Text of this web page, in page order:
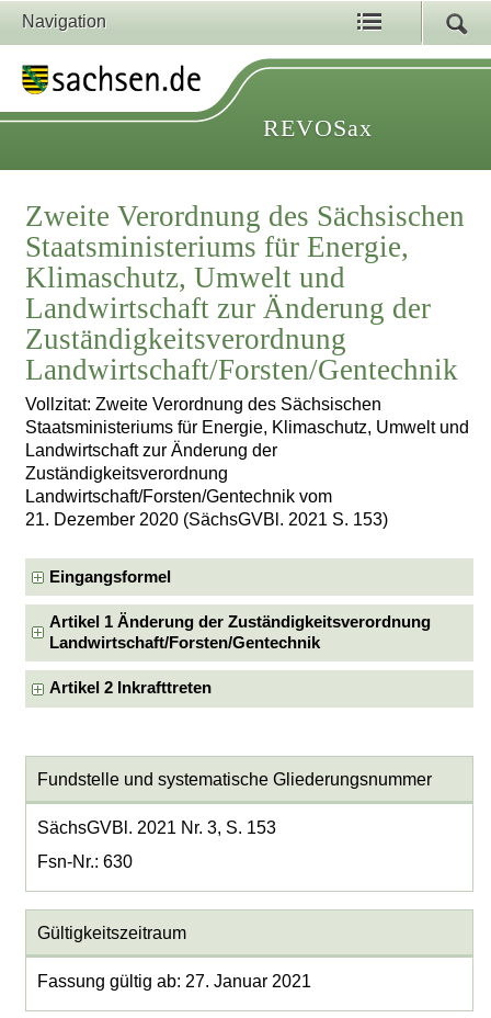
Navigation
REVOSax
Zweite Verordnung des Sächsischen
Staatsministeriums für Energie,
Klimaschutz, Umwelt und
Landwirtschaft zur Änderung der
Zuständigkeitsverordnung
Landwirtschaft/Forsten/Gentechnik
Vollzitat: Zweite Verordnung des Sächsischen
Staatsministeriums für Energie, Klimaschutz, Umwelt und
Landwirtschaft zur Änderung der
Zuständigkeitsverordnung
Landwirtschaft/Forsten/Gentechnik vom
21. Dezember 2020 (SächsGVBl. 2021 S. 153)
Eingangsformel
Artikel 1 Änderung der Zuständigkeitsverordnung
Landwirtschaft/Forsten/Gentechnik
Artikel 2 Inkrafttreten
Fundstelle und systematische Gliederungsnummer
SächsGVBl. 2021 Nr. 3, S. 153
Fsn-Nr.: 630
Gültigkeitszeitraum
Fassung gültig ab: 27. Januar 2021